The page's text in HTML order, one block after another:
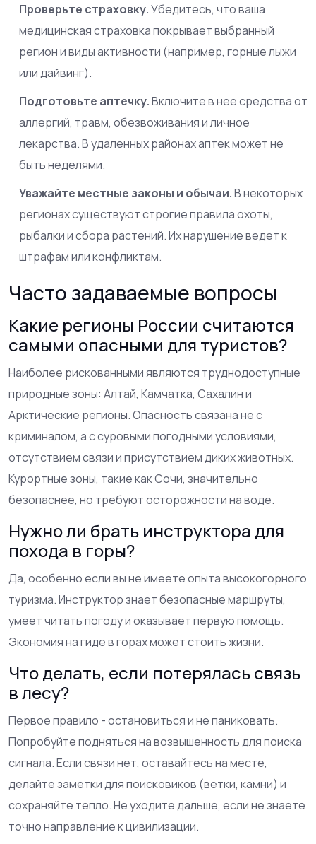
Проверьте страховку.Убедитесь, что ваша
медицинская страховка покрывает выбранный
регион и виды активности (например, горные лыжи
или дайвинг).
Подготовьте аптечку.Включите в нее средства от
аллергий, травм, обезвоживания и личное
лекарства. В удаленных районах аптек может не
быть неделями.
Уважайте местные законы и обычаи.В некоторых
регионах существуют строгие правила охоты,
рыбалки и сбора растений. Их нарушение ведет к
штрафам или конфликтам.
Часто задаваемые вопросы
Какие регионы России считаются
самыми опасными для туристов?
Наиболее рискованными являются труднодоступные
природные зоны: Алтай, Камчатка, Сахалин и
Арктические регионы. Опасность связана не с
криминалом, а с суровыми погодными условиями,
отсутствием связи и присутствием диких животных.
Курортные зоны, такие как Сочи, значительно
безопаснее, но требуют осторожности на воде.
Нужно ли брать инструктора для
похода в горы?
Да, особенно если вы не имеете опыта высокогорного
туризма. Инструктор знает безопасные маршруты,
умеет читать погоду и оказывает первую помощь.
Экономия на гиде в горах может стоить жизни.
Что делать, если потерялась связь
в лесу?
Первое правило - остановиться и не паниковать.
Попробуйте подняться на возвышенность для поиска
сигнала. Если связи нет, оставайтесь на месте,
делайте заметки для поисковиков (ветки, камни) и
сохраняйте тепло. Не уходите дальше, если не знаете
точно направление к цивилизации.